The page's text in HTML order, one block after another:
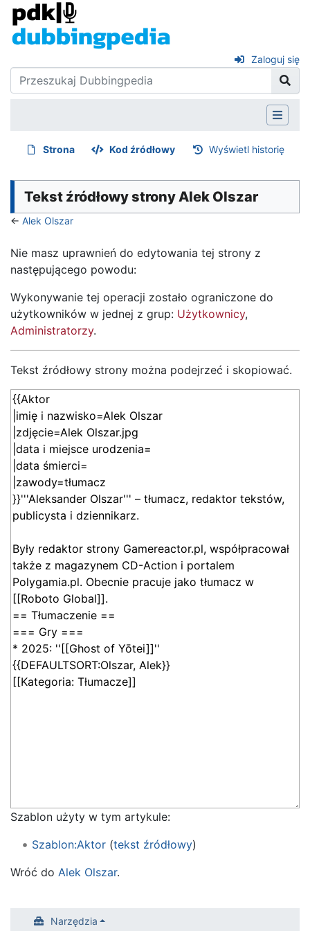
Zaloguj się
Strona Kod źródłowy Wyświetl historię
Tekst źródłowy strony Alek Olszar
← Alek Olszar
Nie masz uprawnień do edytowania tej strony z
następującego powodu:
Wykonywanie tej operacji zostało ograniczone do
użytkowników w jednej z grup: Użytkownicy,
Administratorzy.
Tekst źródłowy strony można podejrzeć i skopiować.
Szablon użyty w tym artykule:
Szablon:Aktor(tekst źródłowy)
Wróć do Alek Olszar.
Narzędzia